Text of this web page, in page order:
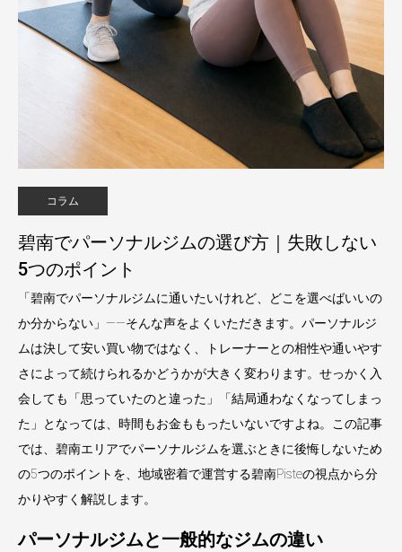
コラム
碧南でパーソナルジムの選び方｜失敗しない
5つのポイント
「碧南でパーソナルジムに通いたいけれど、どこを選べばいいの
か分からない」——そんな声をよくいただきます。パーソナルジ
ムは決して安い買い物ではなく、トレーナーとの相性や通いやす
さによって続けられるかどうかが大きく変わります。せっかく入
会しても「思っていたのと違った」「結局通わなくなってしまっ
た」となっては、時間もお金ももったいないですよね。この記事
では、碧南エリアでパーソナルジムを選ぶときに後悔しないため
の5つのポイントを、地域密着で運営する碧南Pisteの視点から分
かりやすく解説します。
パーソナルジムと一般的なジムの違い